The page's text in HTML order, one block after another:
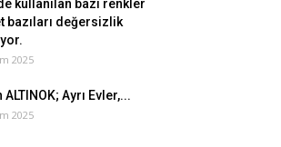
kullanılan bazı renkler
bazıları değersizlik
2025
ALTINOK; Ayrı Evler,...
2025